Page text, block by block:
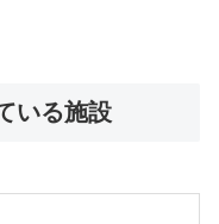
いる施設